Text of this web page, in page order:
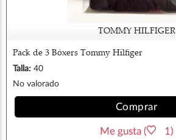
TOMMY HILFIGER
Pack de 3 Bóxers Tommy Hilfiger
Talla: 40
No valorado
Comprar
Me gusta ( 1)